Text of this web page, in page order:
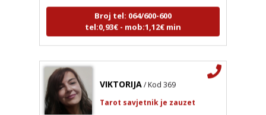
Broj tel: 064/600-600
tel:0,93€ - mob:1,12€ min
TEHNIKE:astrologija, numerologija, tarot,